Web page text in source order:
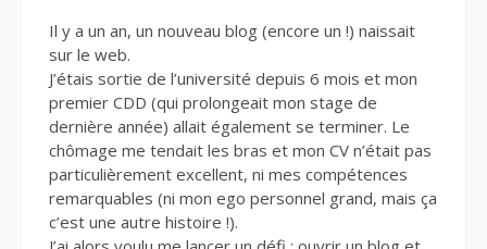
Il y a un an, un nouveau blog (encore un !) naissait
sur le web.
J’étais sortie de l’université depuis 6 mois et mon
premier CDD (qui prolongeait mon stage de
dernière année) allait également se terminer. Le
chômage me tendait les bras et mon CV n’était pas
particulièrement excellent, ni mes compétences
remarquables (ni mon ego personnel grand, mais ça
c’est une autre histoire !).